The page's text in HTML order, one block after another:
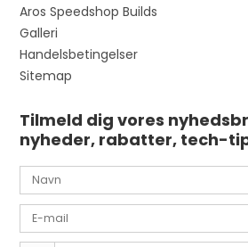
Aros Speedshop Builds
Galleri
Handelsbetingelser
Sitemap
Tilmeld dig vores
nyheder, rabatter, tech-